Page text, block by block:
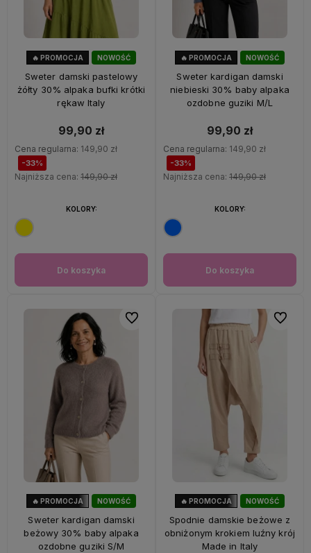
NOWOŚĆ
🔥 PROMOCJA
Sweter damski pastelowy
żółty 30% alpaka bufki krótki
rękaw Italy
99,90 zł
Cena regularna: 149,90 zł
-33%
Najniższa cena: 149,90 zł
Do koszyka
KOLORY:
NOWOŚĆ
🔥 PROMOCJA
Sweter kardigan damski
niebieski 30% baby alpaka
ozdobne guziki M/L
99,90 zł
Cena regularna: 149,90 zł
-33%
Najniższa cena: 149,90 zł
Do koszyka
KOLORY:
NOWOŚĆ
🔥 PROMOCJA
Sweter kardigan damski
beżowy 30% baby alpaka
ozdobne guziki S/M
Do ulubionych
NOWOŚĆ
🔥 PROMOCJA
Spodnie damskie beżowe z
obniżonym krokiem luźny krój
Made in Italy
Do